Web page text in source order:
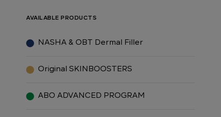
AVAILABLE PRODUCTS
NASHA & OBT Dermal Filler
Original SKINBOOSTERS
ABO ADVANCED PROGRAM